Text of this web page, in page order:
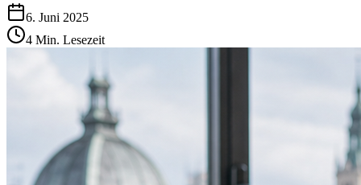
6. Juni 2025
4 Min. Lesezeit